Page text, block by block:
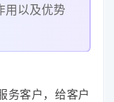
用以及优势
务客户，给客户